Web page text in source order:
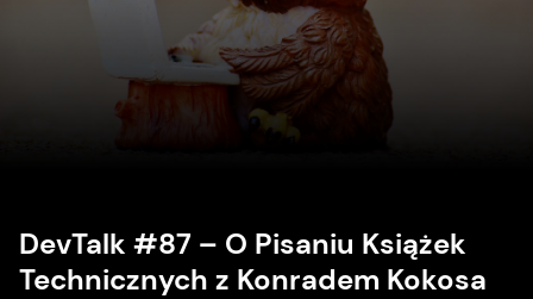
DevTalk #87 – O Pisaniu Książek
Technicznych z Konradem Kokosa